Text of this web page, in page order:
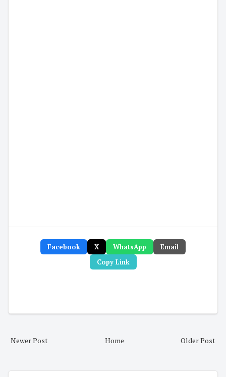
Facebook X WhatsApp
Email
Copy Link
Newer Post Older Post
Home